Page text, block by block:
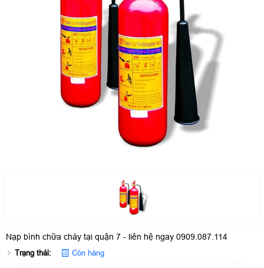
Nạp bình chữa cháy tại quận 7 - liên hệ ngay 0909.087.114
Trạng thái: Còn hàng